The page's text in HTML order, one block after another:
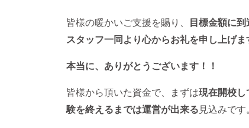
皆様の暖かいご支援を賜り、 目標金額に到
スタッフ一同より心からお礼を申し上げま
本当に、ありがとうございます！！
皆様から頂いた資金で、まずは現在開校し
験を終えるまでは運営が出来る見込みです。